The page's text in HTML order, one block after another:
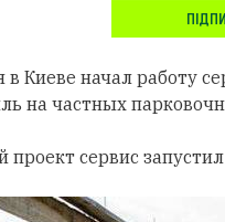
в Киеве начал работу
на частных
проект сервис